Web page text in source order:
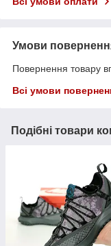
Умови
Повернення товару
Всі умови
Подібні товари